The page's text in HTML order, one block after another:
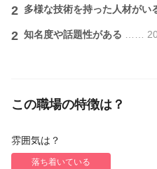
2 多様な技術を持った人材がい
2 知名度や話題性がある ……
この職場の特徴は？
雰囲気は？
落ち着いている